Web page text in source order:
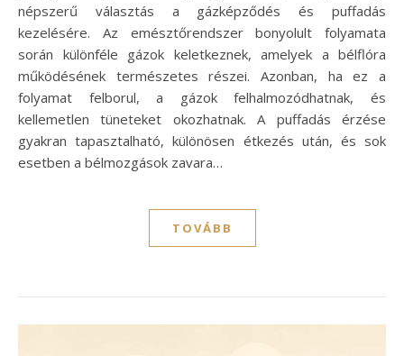
népszerű választás a gázképződés és puffadás
kezelésére. Az emésztőrendszer bonyolult folyamata
során különféle gázok keletkeznek, amelyek a bélflóra
működésének természetes részei. Azonban, ha ez a
folyamat felborul, a gázok felhalmozódhatnak, és
kellemetlen tüneteket okozhatnak. A puffadás érzése
gyakran tapasztalható, különösen étkezés után, és sok
esetben a bélmozgások zavara…
TOVÁBB